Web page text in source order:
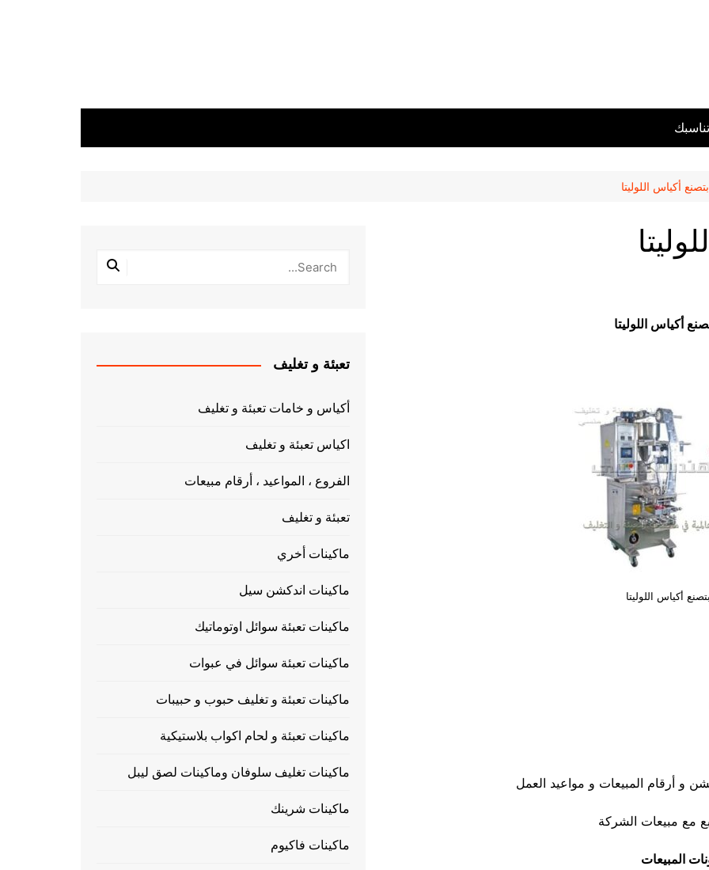
أكياس اللوليتا
أكياس اللوليتا
أكياس اللوليتا
و أرقام المبيعات و مواعيد العمل
مع مبيعات الشركة
المبيعات
تعبئة و تغليف
أكياس و خامات تعبئة و تغليف
اكياس تعبئة و تغليف
الفروع ، المواعيد ، أرقام مبيعات
تعبئة و تغليف
ماكينات أخري
ماكينات اندكشن سيل
ماكينات تعبئة سوائل اوتوماتيك
ماكينات تعبئة سوائل في عبوات
ماكينات تعبئة و تغليف حبوب و حبيبات
ماكينات تعبئة و لحام اكواب بلاستيكية
ماكينات تغليف سلوفان وماكينات لصق ليبل
ماكينات شرينك
ماكينات فاكيوم